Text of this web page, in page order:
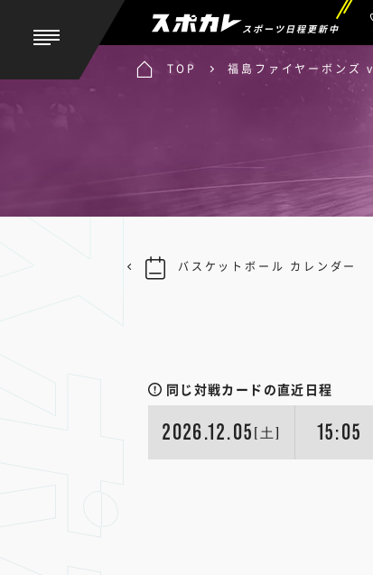
スポーツ日程更新中
TOP 福島ファイヤーボンズ
同じ対戦カードの直近日程
2026.12.05 [土] 15:05
バスケットボール カレンダー